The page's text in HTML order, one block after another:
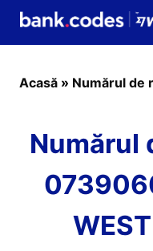
Acasă » Numărul de
Numărul